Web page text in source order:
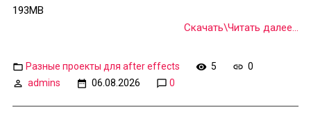
193MB
Скачать\Читать далее...
Разные проекты для after effects 5
0
admins
06.08.2026 0